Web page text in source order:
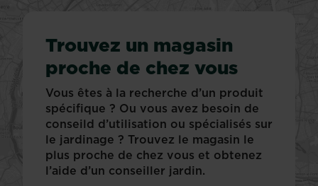
Trouvez un magasin
proche de chez vous
Vous êtes à la recherche d’un produit
spécifique ? Ou vous avez besoin de
conseild d’utilisation ou spécialisés sur
le jardinage ? Trouvez le magasin le
plus proche de chez vous et obtenez
l’aide d’un conseiller jardin.